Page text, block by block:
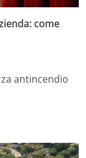
come
antincendio